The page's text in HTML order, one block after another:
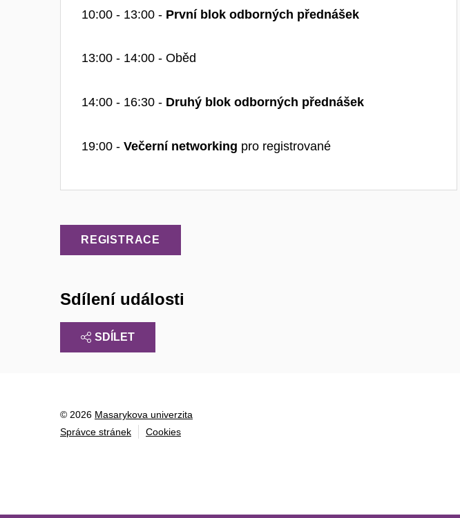
10:00 - 13:00 - První blok odborných přednášek
13:00 - 14:00 - Oběd
14:00 - 16:30 - Druhý blok odborných přednášek
19:00 - Večerní networking pro registrované
REGISTRACE
Sdílení události
SDÍLET
© 2026 Masarykova univerzita
Správce stránek
Cookies